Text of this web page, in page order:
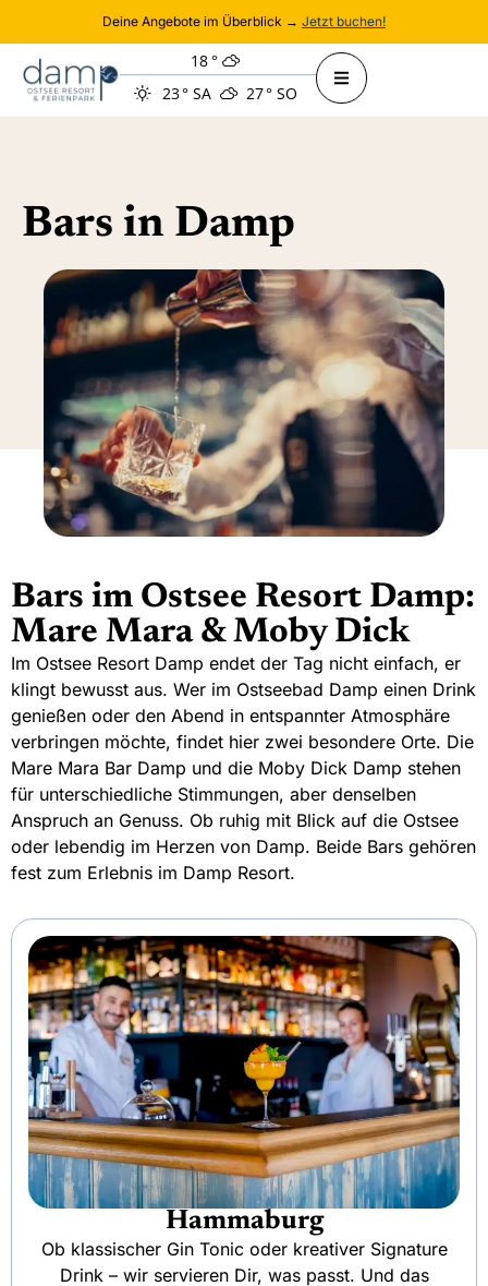
Deine Angebote im Überblick → Jetzt buchen!
18°
23° SA 27° SO
Bars in Damp
Bars im Ostsee Resort Damp:
Mare Mara & Moby Dick
Im Ostsee Resort Damp endet der Tag nicht einfach, er
klingt bewusst aus. Wer im Ostseebad Damp einen Drink
genießen oder den Abend in entspannter Atmosphäre
verbringen möchte, findet hier zwei besondere Orte. Die
Mare Mara Bar Damp und die Moby Dick Damp stehen
für unterschiedliche Stimmungen, aber denselben
Anspruch an Genuss. Ob ruhig mit Blick auf die Ostsee
oder lebendig im Herzen von Damp. Beide Bars gehören
fest zum Erlebnis im Damp Resort.
Hammaburg
Ob klassischer Gin Tonic oder kreativer Signature
Drink – wir servieren Dir, was passt. Und das